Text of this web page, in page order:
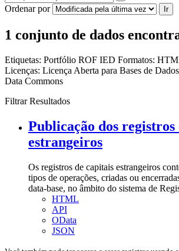
Ordenar por Ir
1 conjunto de dados
Etiquetas: Portfólio ROF IED Formatos:
Licenças: Licença Aberta para Bases de
Data Commons
Filtrar Resultados
Publicação dos registros
estrangeiros
Os registros de capitais estrangeiros
tipos de operações, criadas ou
data-base, no âmbito do sistema de
HTML
API
OData
JSON